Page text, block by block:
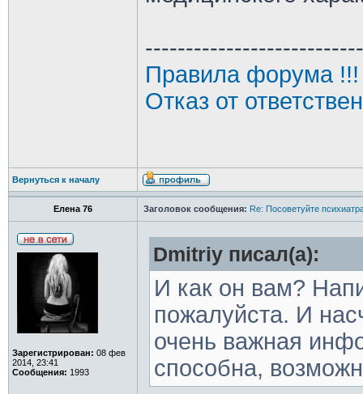
Правила форума !!!
Отказ от
Вернуться к началу
Елена 76 Заголовок сообщения: Re: Посоветуйте
Зарегистрирован: 08 фев
2014, 23:41
Сообщения: 1993
Dmitriy писал(а):
И как он вам?
пожалуйста. И
очень важная
способна,